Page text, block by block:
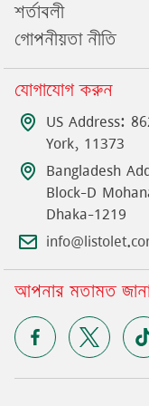
শর্তাবলী
গোপনীয়তা নীতি
যোগাযোগ করুন
US Address:
York, 11373
Bangladesh
Block-D
Dhaka-1219
আপনার মতামত